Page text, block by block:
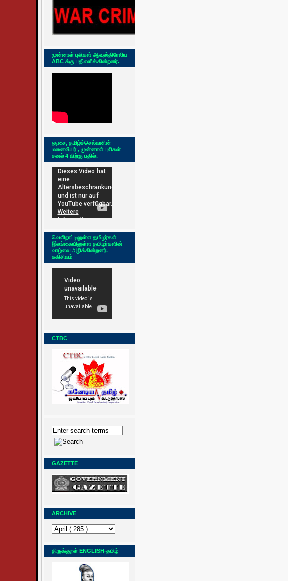
முன்னாள் புலிகள் ஆவுஸ்திரேலிய
ABC க்கு பதிலளிக்கின்றனர்.
சூசை, தமிழ்ச்செல்வனின்
மனைவியர் , முன்னாள் புலிகள்
சனல் 4 விற்கு பதில்.
வெளிநாட்டிலுள்ள தமிழர்கள்
இலங்கையிலுள்ள தமிழர்களின்
வாழ்வை அழிக்கின்றனர்.
சுகிசிவம்
CTBC
GAZETTE
ARCHIVE
திருக்குறள் ENGLISH-தமிழ்